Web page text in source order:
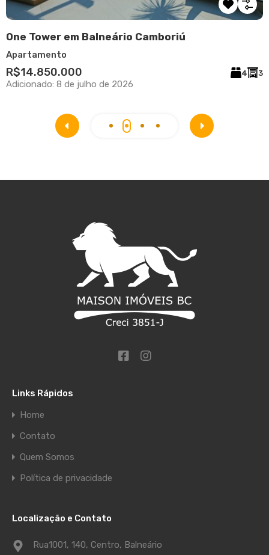
One Tower em Balneário Camboriú
Apartamento
R$14.850.000 4 3
Adicionado: 8 de julho de 2026
Links Rápidos
Home
Contato
Quem Somos
Política de privacidade
Localização e Contato
Rua1001, 140, Centro, Balneário